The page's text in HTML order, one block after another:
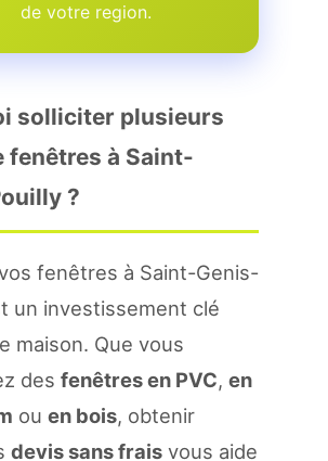
de votre region.
solliciter plusieurs
fenêtres à Saint-
?
fenêtres à Saint-Genis-
un investissement clé
maison. Que vous
des fenêtres en PVC, en
ou en bois, obtenir
devis sans frais vous aide